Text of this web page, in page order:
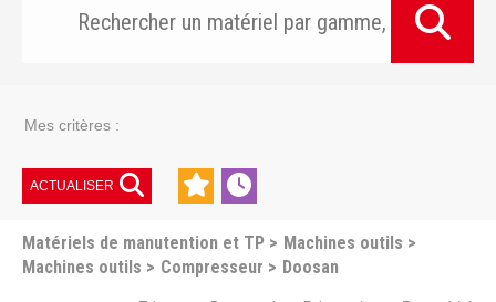
Mes critères :
ACTUALISER
Matériels de manutention et TP
Machines outils
Machines outils
Compresseur Doosan